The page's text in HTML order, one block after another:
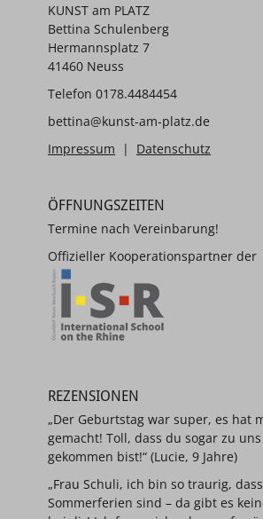
KUNST am PLATZ
Bettina Schulenberg
Hermannsplatz 7
41460 Neuss
Telefon 0178.4484454
bettina@kunst-am-platz.de
Impressum | Datenschutz
ÖFFNUNGSZEITEN
Termine nach Vereinbarung!
Offizieller Kooperationspartner der
REZENSIONEN
„Der Geburtstag war super, es hat
gemacht! Toll, dass du sogar zu
gekommen bist!“ (Lucie, 9 Jahre)
„Frau Schuli, ich bin so traurig,
Sommerferien sind – da gibt es